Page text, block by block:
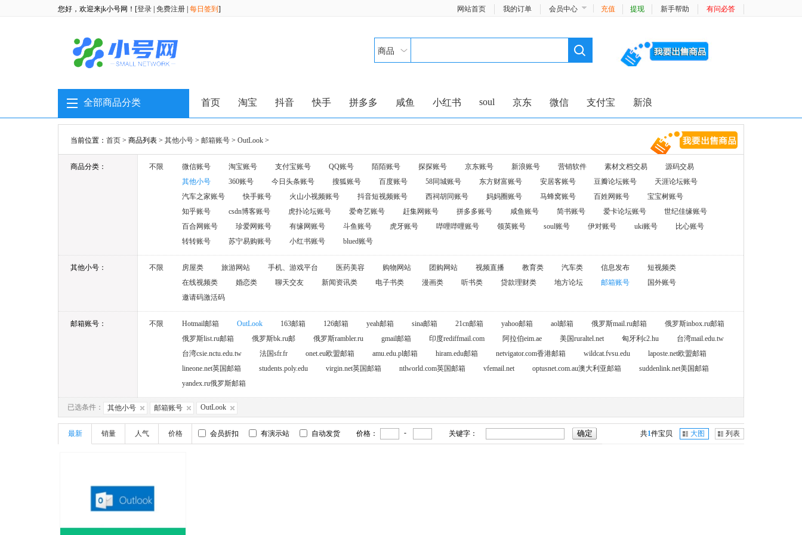
您好，欢迎来jk小号网！[登录 免费注册 每日签到 ] 网站首页 我的订单 会员中心 充值 提现 新手帮助 有问必答
商品
全部商品分类 首页 淘宝 抖音 快手 拼多多 咸鱼 小红书 soul 京东 微信 支付宝 新浪
当前位置： 首页 > 商品列表 > 其他小号 > 邮箱账号 > OutLook >
商品分类： 不限 微信账号 淘宝账号 支付宝账号 QQ账号 陌陌账号 探探账号 京东账号 新浪账号 营销软件 素材文档交易
源码交易
其他小号
360账号 今日头条账号 搜狐账号 百度账号 58同城账号 东方财富账号 安居客账号 豆瓣论坛账号
天涯论坛账号
汽车之家账号
快手账号 火山小视频账号 抖音短视频账号 西祠胡同账号 妈妈圈账号 马蜂窝账号 百姓网账号
宝宝树账号
知乎账号
csdn博客账号 虎扑论坛账号 爱奇艺账号 赶集网账号 拼多多账号 咸鱼账号 简书账号 爱卡论坛账号
世纪佳缘账号
百合网账号
珍爱网账号 有缘网账号 斗鱼账号 虎牙账号 哔哩哔哩账号 领英账号 soul账号 伊对账号 uki账号
比心账号
转转账号
苏宁易购账号 小红书账号 blued账号
其他小号： 不限 房屋类 旅游网站 手机、游戏平台 医药美容 购物网站 团购网站 视频直播 教育类 汽车类 信息发布
短视频类
在线视频类
婚恋类 聊天交友 新闻资讯类 电子书类 漫画类 听书类 贷款理财类 地方论坛 邮箱账号
国外账号
邀请码激活码
邮箱账号： 不限 Hotmail邮箱 OutLook 163邮箱 126邮箱 yeah邮箱 sina邮箱 21cn邮箱 yahoo邮箱 aol邮箱 俄罗斯mail.ru邮箱
俄罗斯inbox.ru邮箱
俄罗斯list.ru邮箱
俄罗斯bk.ru邮 俄罗斯rambler.ru gmail邮箱 印度rediffmail.com 阿拉伯eim.ae 美国ruraltel.net 匈牙利c2.hu
台湾mail.edu.tw
台湾csie.nctu.edu.tw
法国sfr.fr onet.eu欧盟邮箱 amu.edu.pl邮箱 hiram.edu邮箱 netvigator.com香港邮箱 wildcat.fvsu.edu
laposte.net欧盟邮箱
lineone.net英国邮箱
students.poly.edu virgin.net英国邮箱 ntlworld.com英国邮箱 vfemail.net optusnet.com.au澳大利亚邮箱
suddenlink.net美国邮箱
yandex.ru俄罗斯邮箱
已选条件： 其他小号 邮箱账号 OutLook
最新 销量 人气 价格 会员折扣 有演示站 自动发货 价格： - 关键字： 共1件宝贝 列表
大图